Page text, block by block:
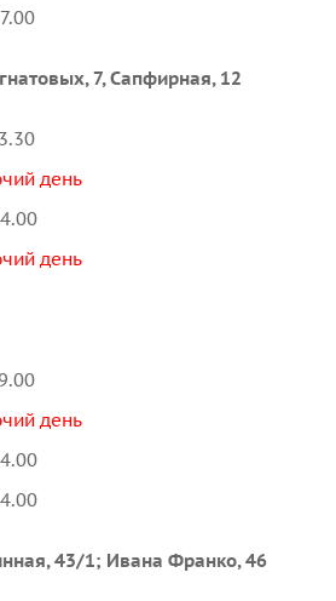
7, Сапфирная, 12
день
день
день
43/1; Ивана Франко, 46